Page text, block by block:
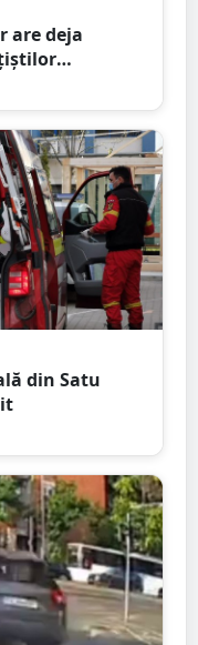
are deja
cu ATV-
din Satu